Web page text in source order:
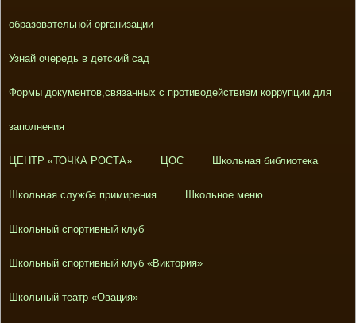
образовательной организации
Узнай очередь в детский сад
Формы документов,связанных с противодействием коррупции для
заполнения
ЦЕНТР «ТОЧКА РОСТА» ЦОС Школьная библиотека
Школьная служба примирения Школьное меню
Школьный спортивный клуб
Школьный спортивный клуб «Виктория»
Школьный театр «Овация»